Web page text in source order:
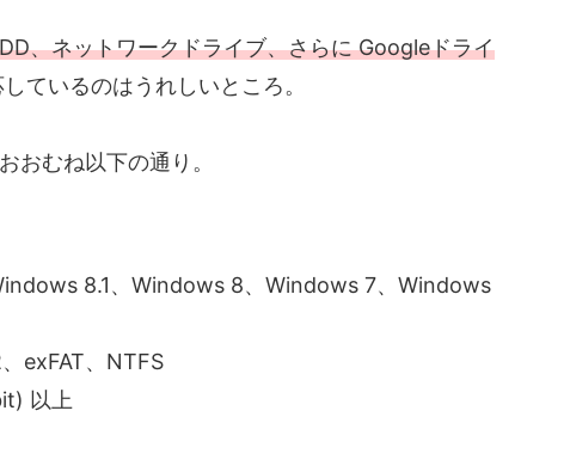
、ネットワークドライブ、さらに Googleドライ
ているのはうれしいところ。
おむね以下の通り。
8.1、Windows 8、Windows 7、Windows
exFAT、NTFS
以上